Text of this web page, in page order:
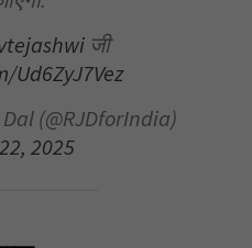
जी
(@RJDforIndia)
2025